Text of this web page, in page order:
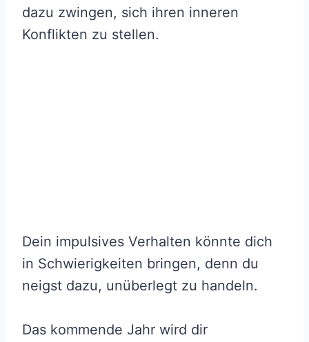
dazu zwingen, sich ihren inneren
Konflikten zu stellen.
Dein impulsives Verhalten könnte dich
in Schwierigkeiten bringen, denn du
neigst dazu, unüberlegt zu handeln.
Das kommende Jahr wird dir